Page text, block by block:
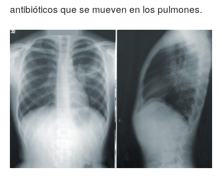
antibióticos que se mueven en los pulmones.